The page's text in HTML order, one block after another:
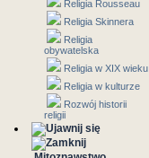
Religia Rousseau
Religia Skinnera
Religia
obywatelska
Religia w XIX wieku
Religia w kulturze
Rozwój historii
religii